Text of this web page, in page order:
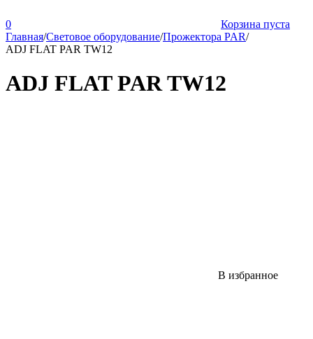
0
Корзина пуста
Главная/Световое оборудование/Прожектора PAR/
ADJ FLAT PAR TW12
ADJ FLAT PAR TW12
В избранное